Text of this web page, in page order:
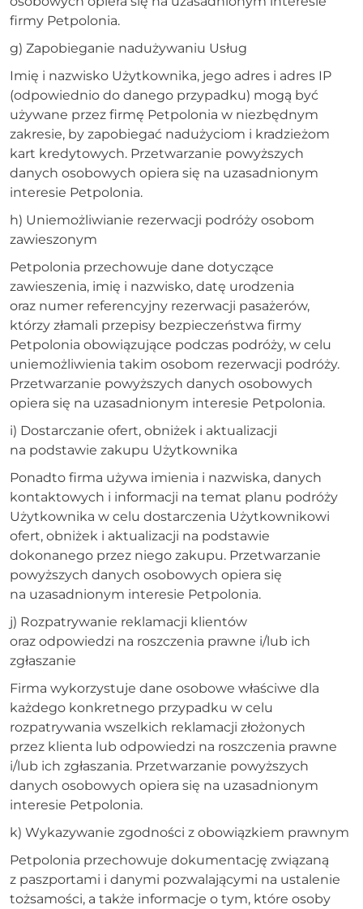
firmy Petpolonia.
g) Zapobieganie nadużywaniu Usług
Imię i nazwisko Użytkownika, jego adres i adres IP
(odpowiednio do danego przypadku) mogą być
używane przez firmę Petpolonia w niezbędnym
zakresie, by zapobiegać nadużyciom i kradzieżom
kart kredytowych. Przetwarzanie powyższych
danych osobowych opiera się na uzasadnionym
interesie Petpolonia.
h) Uniemożliwianie rezerwacji podróży osobom
zawieszonym
Petpolonia przechowuje dane dotyczące
zawieszenia, imię i nazwisko, datę urodzenia
oraz numer referencyjny rezerwacji pasażerów,
którzy złamali przepisy bezpieczeństwa firmy
Petpolonia obowiązujące podczas podróży, w celu
uniemożliwienia takim osobom rezerwacji podróży.
Przetwarzanie powyższych danych osobowych
opiera się na uzasadnionym interesie Petpolonia.
i) Dostarczanie ofert, obniżek i aktualizacji
na podstawie zakupu Użytkownika
Ponadto firma używa imienia i nazwiska, danych
kontaktowych i informacji na temat planu podróży
Użytkownika w celu dostarczenia Użytkownikowi
ofert, obniżek i aktualizacji na podstawie
dokonanego przez niego zakupu. Przetwarzanie
powyższych danych osobowych opiera się
na uzasadnionym interesie Petpolonia.
j) Rozpatrywanie reklamacji klientów
oraz odpowiedzi na roszczenia prawne i/lub ich
zgłaszanie
Firma wykorzystuje dane osobowe właściwe dla
każdego konkretnego przypadku w celu
rozpatrywania wszelkich reklamacji złożonych
przez klienta lub odpowiedzi na roszczenia prawne
i/lub ich zgłaszania. Przetwarzanie powyższych
danych osobowych opiera się na uzasadnionym
interesie Petpolonia.
k) Wykazywanie zgodności z obowiązkiem prawnym
Petpolonia przechowuje dokumentację związaną
z paszportami i danymi pozwalającymi na ustalenie
tożsamości, a także informacje o tym, które osoby